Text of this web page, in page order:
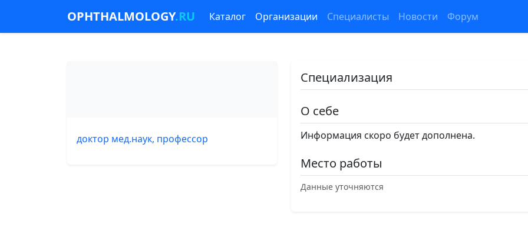
OPHTHALMOLOGY.RU Каталог Организации Специалисты Новости Форум
доктор мед.наук, профессор
Специализация
О себе
Информация скоро будет дополнена.
Место работы
Данные уточняются